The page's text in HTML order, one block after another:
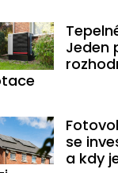
Jeden
se
a kdy